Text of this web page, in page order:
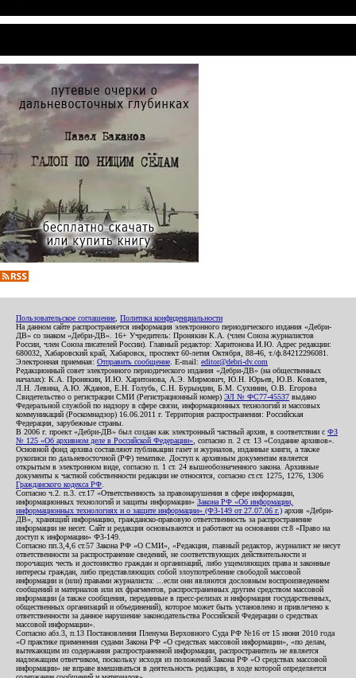
Пользовательское соглашение Политика конфиденциальности
На данном сайте распространяется информация электронного периодического издания «Дебри-
ДВ» со знаком «Дебри-ДВ». 16+ Учредитель: Пронякин К.А. (член Союза журналистов
России, член Союза писателей России). Главный редактор: Харитонова И.Ю. Адрес редакции:
680032, Хабаровский край, Хабаровск, проспект 60-летия Октября, 88-46, т./ф.84212296081.
Электронная приемная: Отправить сообщение . E-mail: editor@debri-dv.com
Редакционный совет электронного периодического издания «Дебри-ДВ» (на общественных
началах): К.А. Пронякин, И.Ю. Харитонова, А.Э. Мирмович, Ю.Н. Юрьев, Ю.В. Ковалев,
Л.Н. Левина, А.Ю. Жданов, Е.Н. Голубь, С.Н. Бурындин, Б.М. Сухинин, О.В. Егорова
Свидетельство о регистрации СМИ (Регистрационный номер) ЭЛ № ФС77-45537 выдано
Федеральной службой по надзору в сфере связи, информационных технологий и массовых
коммуникаций (Роскомнадзор) 16.06.2011 г. Территория распространения: Российская
Федерация, зарубежные страны.
В 2006 г. проект «Дебри-ДВ» был создан как электронный частный архив, в соответствии с ФЗ
№ 125 «Об архивном деле в Российской Федерации» , согласно п. 2 ст. 13 «Создание архивов».
Основной фонд архива составляют публикации газет и журналов, изданные книги, а также
рукописи по дальневосточной (РФ) тематике. Доступ к архивным документам является
открытым в электронном виде, согласно п. 1 ст. 24 вышеобозначенного закона. Архивные
документы к частной собственности редакции не относятся, согласно ст.ст. 1275, 1276, 1306
Гражданского кодекса РФ
Согласно ч.2. п.3. ст.17 «Ответственность за правонарушения в сфере информации,
информационных технологий и защиты информации» Закона РФ «Об информации,
информационных технологиях и о защите информации» (ФЗ-149 от 27.07.06 г.) архив «Дебри-
ДВ», хранящий информацию, гражданско-правовую ответственность за распространение
информации не несет. Сайт и редакция основываются и работают на основании ст.8 «Право на
доступ к информации» ФЗ-149.
Согласно пп.3,4,6 ст.57 Закона РФ «О СМИ», «Редакция, главный редактор, журналист не несут
ответственности за распространение сведений, не соответствующих действительности и
порочащих честь и достоинство граждан и организаций, либо ущемляющих права и законные
интересы граждан, либо представляющих собой злоупотребление свободой массовой
информации и (или) правами журналиста: ...если они являются дословным воспроизведением
сообщений и материалов или их фрагментов, распространенных другим средством массовой
информации (а также сообщения, переданные в пресс-релизах и информация государственных,
общественных организаций и объединений), которое может быть установлено и привлечено к
ответственности за данное нарушение законодательства Российской Федерации о средствах
массовой информации».
Согласно абз.3, п.13 Постановления Пленума Верховного Суда РФ №16 от 15 июня 2010 года
«О практике применения судами Закона РФ «О средствах массовой информации», «по делам,
вытекающим из содержания распространенной информации, распространитель не является
надлежащим ответчиком, поскольку исходя из положений Закона РФ «О средствах массовой
информации» не вправе вмешиваться в деятельность редакции, в ходе которой определяется